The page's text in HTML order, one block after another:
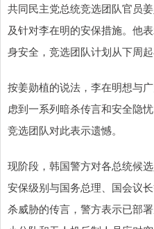
共同民主党总统竞选团队官员
及针对李在明的安保措施。他
身安全，竞选团队计划从下周
按姜勋植的说法，李在明想与
虑到一系列暗杀传言和安全隐
竞选团队对此表示遗憾。
现阶段，韩国警方对各总统候
安保级别与国务总理、国会议
杀威胁的传言，警方表示已部